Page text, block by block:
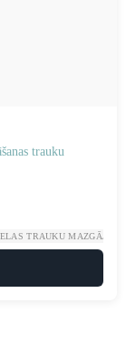
trauku
TRAUKU